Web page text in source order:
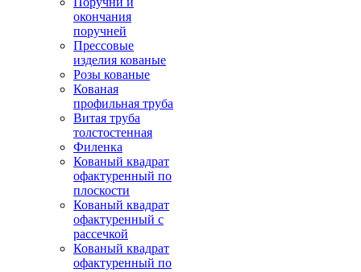
окончания
поручней
Прессовые
изделия кованые
Розы кованые
Кованая
профильная труба
Витая труба
толстостенная
Филенка
Кованый квадрат
офактуренный по
плоскости
Кованый квадрат
офактуренный с
рассечкой
Кованый квадрат
офактуренный по